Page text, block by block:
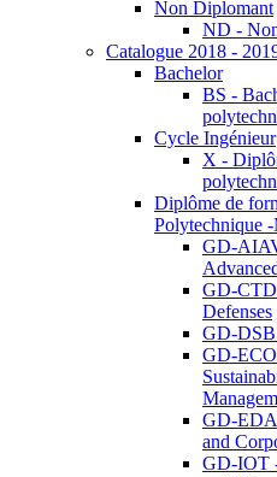
Non Diplomant
ND -
Catalogue 2018 -
Bachelor
BS -
Cycle Ingénieur
X -
Diplôme de
Polytechnique
GD-
GD-CTD
Defenses
GD-DSB
GD-
GD-
and
GD-IOT